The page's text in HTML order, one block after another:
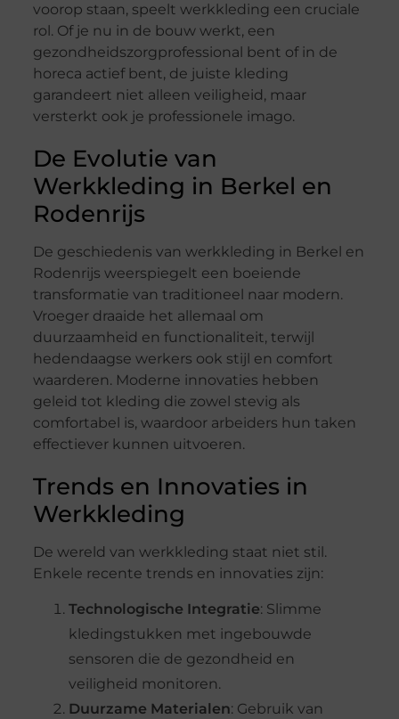
voorop staan, speelt werkkleding een cruciale
rol. Of je nu in de bouw werkt, een
gezondheidszorgprofessional bent of in de
horeca actief bent, de juiste kleding
garandeert niet alleen veiligheid, maar
versterkt ook je professionele imago.
De Evolutie van
Werkkleding in Berkel en
Rodenrijs
De geschiedenis van werkkleding in Berkel en
Rodenrijs weerspiegelt een boeiende
transformatie van traditioneel naar modern.
Vroeger draaide het allemaal om
duurzaamheid en functionaliteit, terwijl
hedendaagse werkers ook stijl en comfort
waarderen. Moderne innovaties hebben
geleid tot kleding die zowel stevig als
comfortabel is, waardoor arbeiders hun taken
effectiever kunnen uitvoeren.
Trends en Innovaties in
Werkkleding
De wereld van werkkleding staat niet stil.
Enkele recente trends en innovaties zijn:
Technologische Integratie: Slimme
kledingstukken met ingebouwde
sensoren die de gezondheid en
veiligheid monitoren.
Duurzame Materialen: Gebruik van